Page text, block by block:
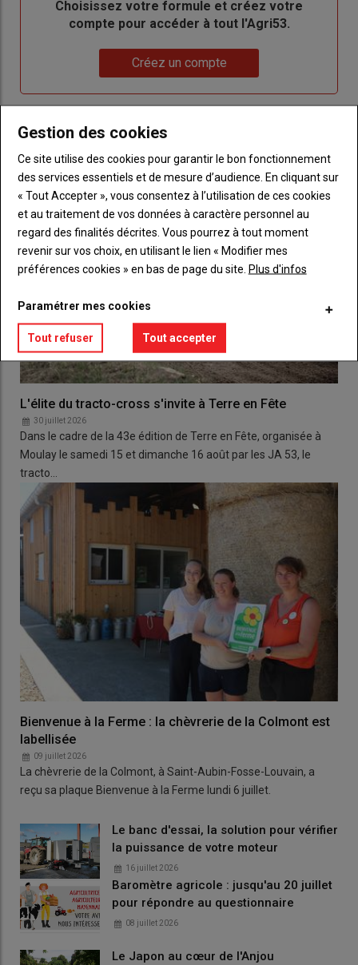
BodyChoisissez votre formule et créez votre
compte pour accéder à tout l'Agri53.
Créez un compte
L'élite du tracto-cross s'invite à Terre en Fête
30 juillet 2026
Dans le cadre de la 43e édition de Terre en Fête, organisée à
Moulay le samedi 15 et dimanche 16 août par les JA 53, le
tracto…
Bienvenue à la Ferme : la chèvrerie de la Colmont est
labellisée
09 juillet 2026
La chèvrerie de la Colmont, à Saint-Aubin-Fosse-Louvain, a
reçu sa plaque Bienvenue à la Ferme lundi 6 juillet.
Le banc d'essai, la solution pour vérifier
la puissance de votre moteur
16 juillet 2026
Baromètre agricole : jusqu'au 20 juillet
pour répondre au questionnaire
08 juillet 2026
Le Japon au cœur de l'Anjou
Gestion des cookies
Ce site utilise des cookies pour garantir le bon fonctionnement
des services essentiels et de mesure d’audience. En cliquant sur
« Tout Accepter », vous consentez à l’utilisation de ces cookies
et au traitement de vos données à caractère personnel au
regard des finalités décrites. Vous pourrez à tout moment
revenir sur vos choix, en utilisant le lien « Modifier mes
préférences cookies » en bas de page du site. Plus d'infos
Paramétrer mes cookies
Tout refuser Tout accepter